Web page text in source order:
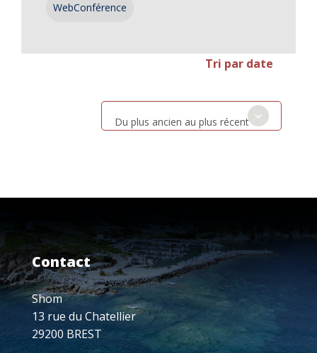
WebConférence
Tri par date
Du plus ancien au plus récent
Contact
Shom
13 rue du Chatellier
29200 BREST